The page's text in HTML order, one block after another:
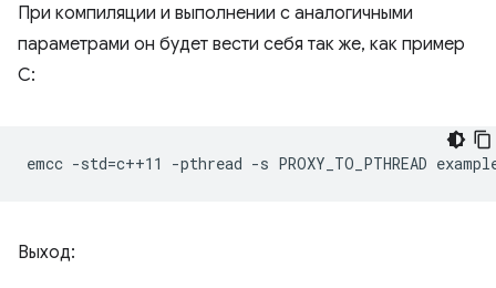
При компиляции и выполнении с аналогичными
параметрами он будет вести себя так же, как пример
C:
emcc -std=c++11 -pthread -s PROXY_TO_PTHREAD
Выход: